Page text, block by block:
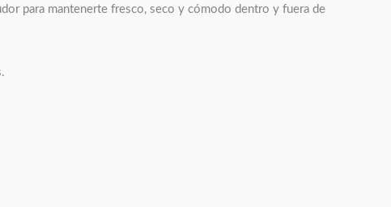
para mantenerte fresco, seco y cómodo dentro y fuera de